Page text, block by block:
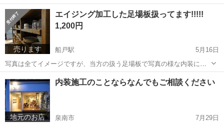
です！ 弊社はクロス工事や床張り工事を得意とする内装工事のプロフ
ェッショナルです。その豊富な技術、知識、そして幅広いネットワー
クを活かし、DIYのサポー...
和歌山 和歌山市 リフォーム DIY
売ります
エイジング加工した足場板扱ってます!!!!!
1,200円
船戸駅
5月16日
写真は全てイメージですが、当方の扱う足場板で写真の様な内装にす
る事が可能です(≧◡≦) 使い方は限りなく、棚、テーブル、椅子、ガー
デニングetc…… アイデア次第でオシャレな空間を作る事ができま
す!!!!! 木にはそれ...
船戸駅 インテリア雑貨/小物 足場
地元のお店
内装施工のことならなんでもご相談ください
泉南市
7月29日